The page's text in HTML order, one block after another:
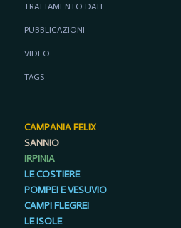
TRATTAMENTO DATI
PUBBLICAZIONI
VIDEO
TAGS
CAMPANIA FELIX
SANNIO
IRPINIA
LE COSTIERE
POMPEI E VESUVIO
CAMPI FLEGREI
LE ISOLE